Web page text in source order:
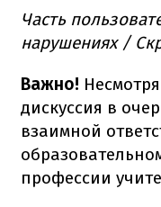
Часть
нарушениях /
Важно!
дискуссия в
взаимной
профессии